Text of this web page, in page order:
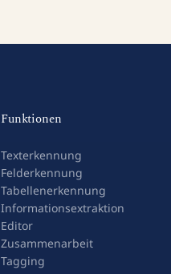
Funktionen
Texterkennung
Felderkennung
Tabellenerkennung
Informationsextraktion
Editor
Zusammenarbeit
Tagging